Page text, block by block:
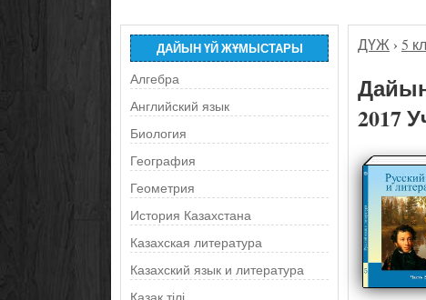
ДАЙЫН ҮЙ ЖҰМЫСТАРЫ
Алгебра
Английский язык
Биология
География
Геометрия
История Казахстана
Казахская литература
Казахский язык и литература
Қазақ тілі
ДҮЖ › 5
2017